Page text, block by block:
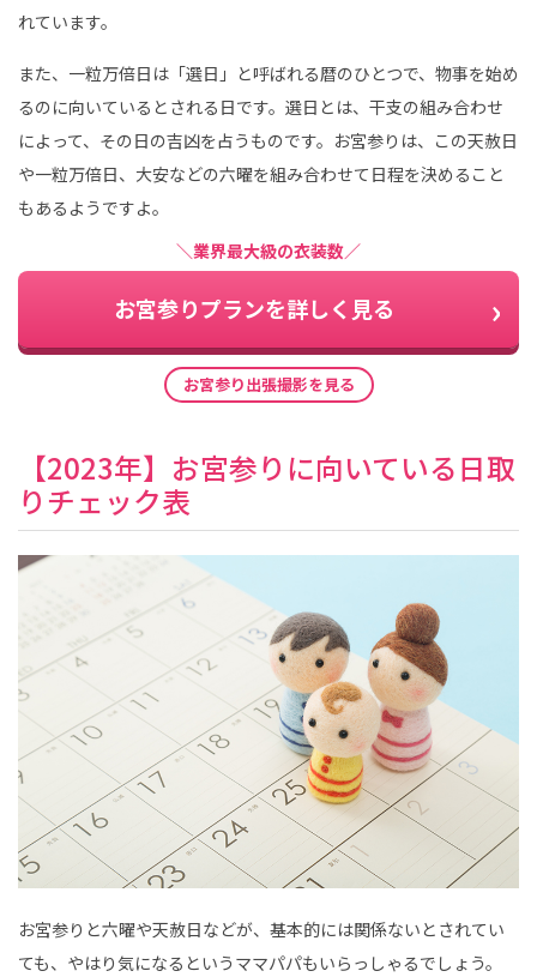
れています。
また、一粒万倍日は「選日」と呼ばれる暦のひとつで、物事を始め
るのに向いているとされる日です。選日とは、干支の組み合わせ
によって、その日の吉凶を占うものです。お宮参りは、この天赦日
や一粒万倍日、大安などの六曜を組み合わせて日程を決めること
もあるようですよ。
＼業界最大級の衣装数／
お宮参りプランを詳しく見る
お宮参り出張撮影を見る
【2023年】お宮参りに向いている日取
りチェック表
お宮参りと六曜や天赦日などが、基本的には関係ないとされてい
ても、やはり気になるというママパパもいらっしゃるでしょう。